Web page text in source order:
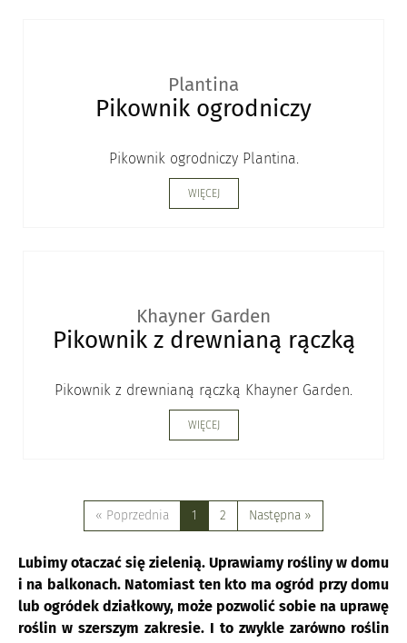
Plantina
Pikownik ogrodniczy
Pikownik ogrodniczy Plantina.
WIĘCEJ
Khayner Garden
Pikownik z drewnianą rączką
Pikownik z drewnianą rączką Khayner Garden.
WIĘCEJ
« Poprzednia 1 2 Następna »
Lubimy otaczać się zielenią. Uprawiamy rośliny w domu
i na balkonach. Natomiast ten kto ma ogród przy domu
lub ogródek działkowy, może pozwolić sobie na uprawę
roślin w szerszym zakresie. I to zwykle zarówno roślin